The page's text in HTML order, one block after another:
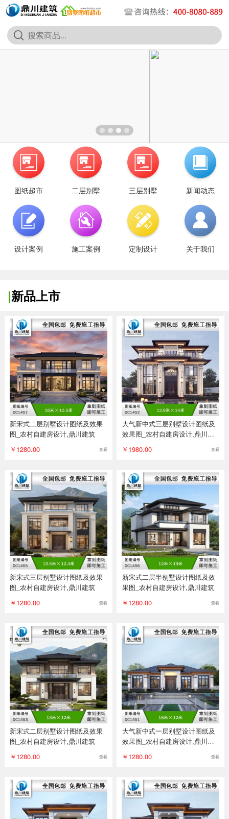
图纸超市 二层别墅 三层别墅 新闻动态
设计案例 施工案例 定制设计 关于我们
|新品上市
新宋式二层别墅设计图纸及效果
图_农村自建房设计,鼎川建筑
￥1280.00
查看
大气新中式三层别墅设计图纸及
效果图_农村自建房设计,鼎川建
￥1980.00 查看
新宋式三层别墅设计图纸及效果
图_农村自建房设计,鼎川建筑
￥1280.00
查看
新宋式二层半别墅设计图纸及效
果图_农村自建房设计,鼎川建筑
￥1280.00
查看
新宋式二层别墅设计图纸及效果
图_农村自建房设计,鼎川建筑
￥1280.00
查看
大气新中式一层别墅设计图纸及
效果图_农村自建房设计,鼎川建
￥1280.00 查看